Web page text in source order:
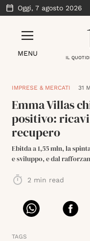
Oggi, 7 agosto 2026
MENU
IL
IMPRESE & MERCATI 31
Emma Villas
positivo:
recupero
Ebitda a 1,55 mln, la
e sviluppo, e dal
2 min read
TAGS